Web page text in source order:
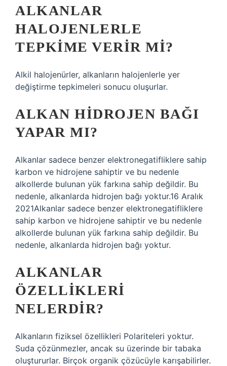
ALKANLAR
HALOJENLERLE
TEPKIME VERIR MI?
Alkil halojenürler, alkanların halojenlerle yer
değiştirme tepkimeleri sonucu oluşurlar.
ALKAN HIDROJEN BAĞI
YAPAR MI?
Alkanlar sadece benzer elektronegatifliklere sahip
karbon ve hidrojene sahiptir ve bu nedenle
alkollerde bulunan yük farkına sahip değildir. Bu
nedenle, alkanlarda hidrojen bağı yoktur.16 Aralık
2021Alkanlar sadece benzer elektronegatifliklere
sahip karbon ve hidrojene sahiptir ve bu nedenle
alkollerde bulunan yük farkına sahip değildir. Bu
nedenle, alkanlarda hidrojen bağı yoktur.
ALKANLAR
ÖZELLIKLERI
NELERDIR?
Alkanların fiziksel özellikleri Polariteleri yoktur.
Suda çözünmezler, ancak su üzerinde bir tabaka
oluştururlar. Birçok organik çözücüyle karışabilirler.